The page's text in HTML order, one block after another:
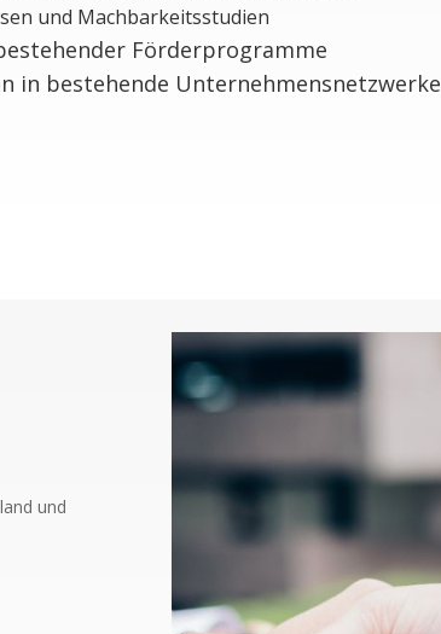
und Machbarkeitsstudien
Förderprogramme
in bestehende Unternehmensnetzwerke
und